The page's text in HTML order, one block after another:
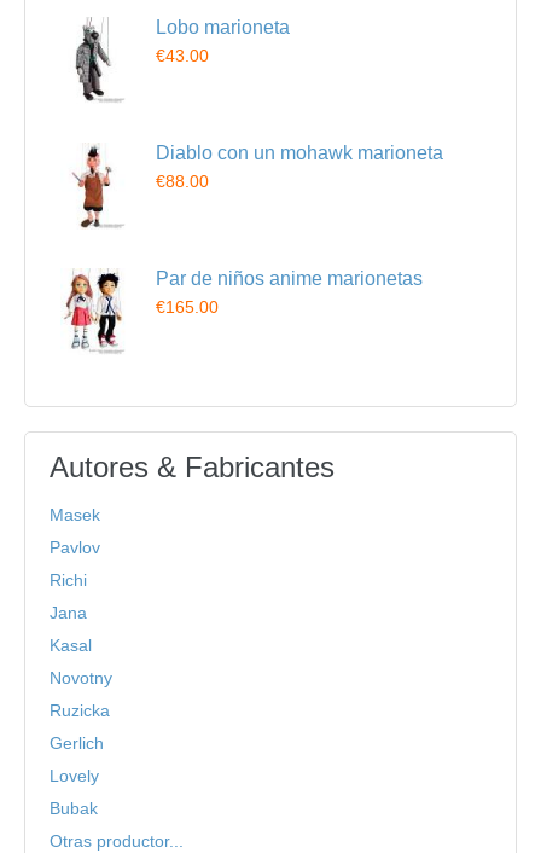
Lobo marioneta
€43.00
Diablo con un mohawk marioneta
€88.00
Par de niños anime marionetas
€165.00
Autores & Fabricantes
Masek
Pavlov
Richi
Jana
Kasal
Novotny
Ruzicka
Gerlich
Lovely
Bubak
Otras productor...